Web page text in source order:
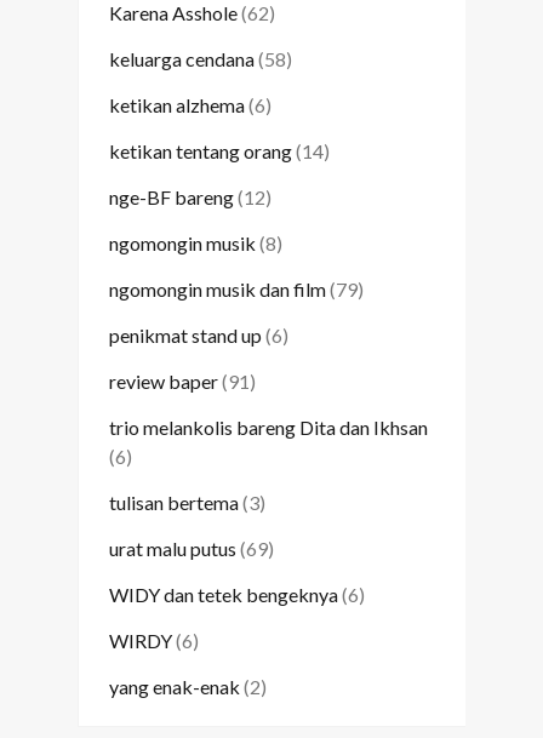
Karena Asshole(62)
keluarga cendana(58)
ketikan alzhema(6)
ketikan tentang orang(14)
nge-BF bareng(12)
ngomongin musik (8)
ngomongin musik dan film(79)
penikmat stand up (6)
review baper(91)
trio melankolis bareng Dita dan Ikhsan
(6)
tulisan bertema(3)
urat malu putus (69)
WIDY dan tetek bengeknya(6)
WIRDY(6)
yang enak-enak (2)